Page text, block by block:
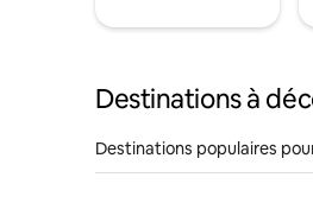
Destinations à
Destinations populaires